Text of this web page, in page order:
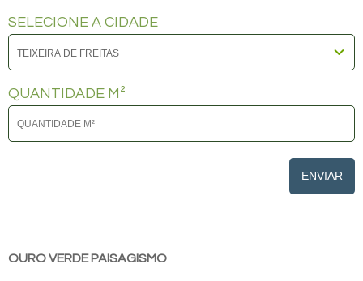
SELECIONE A CIDADE
QUANTIDADE M²
ENVIAR
OURO VERDE PAISAGISMO